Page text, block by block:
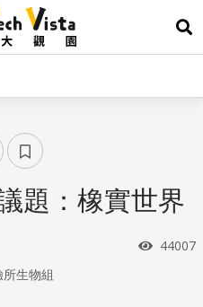
展
題：橡實世界
瀏覽次
44007
生物組